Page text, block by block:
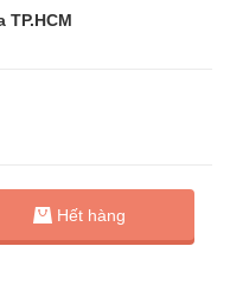
TP.HCM
Hết hàng